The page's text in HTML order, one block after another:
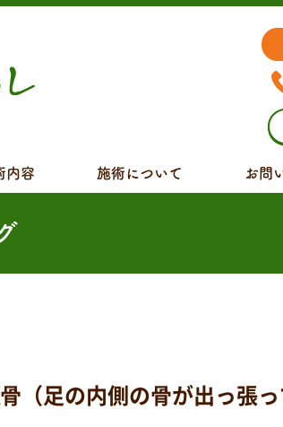
内容 施術について お問
足の内側の骨が出っ張っ